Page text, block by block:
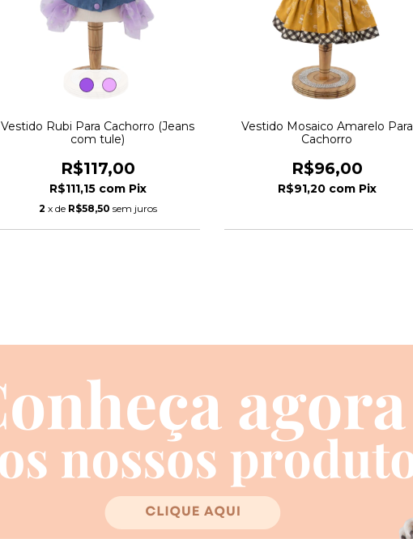
Vestido Rubi Para Cachorro (Jeans
com tule)
R$117,00
R$111,15 com Pix
2 x de R$58,50 sem juros
Vestido Mosaico Amarelo Para
Cachorro
R$96,00
R$91,20 com Pix